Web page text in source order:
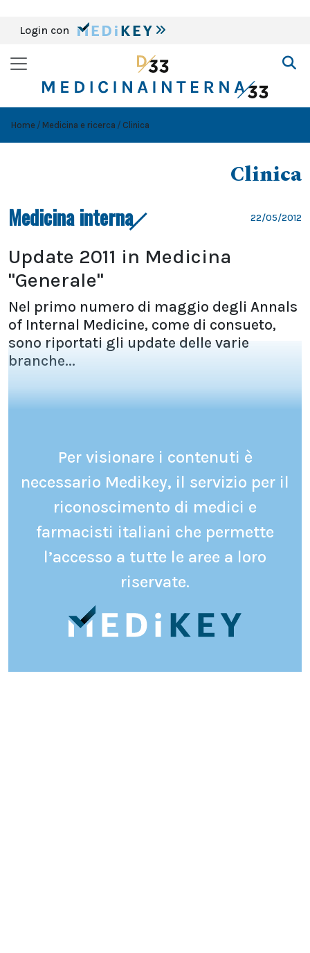
Login con
Home Medicina e ricerca Clinica
Clinica
Medicina interna 22/05/2012
Update 2011 in Medicina
"Generale"
Nel primo numero di maggio degli Annals
of Internal Medicine, come di consueto,
sono riportati gli update delle varie
branche...
Per visionare i contenuti è
necessario Medikey, il servizio per il
riconoscimento di medici e
farmacisti italiani che permette
l’accesso a tutte le aree a loro
riservate.